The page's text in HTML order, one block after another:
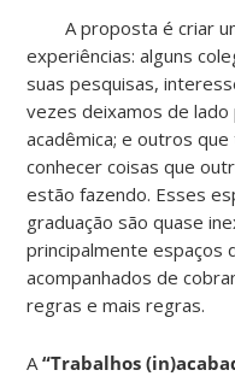
A proposta é criar
experiências: alguns
suas pesquisas,
vezes deixamos de lado
acadêmica; e outros
conhecer coisas que
estão fazendo. Esses
graduação são quase
principalmente espaços
acompanhados de
regras e mais regras.
A“Trabalhos